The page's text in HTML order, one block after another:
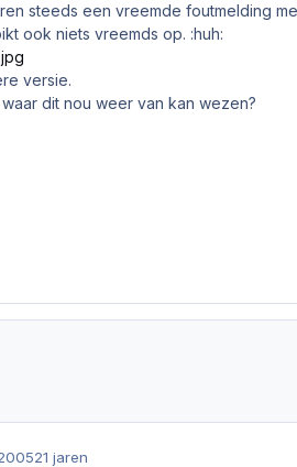
steeds een vreemde foutmelding
ook niets vreemds op. :huh:
versie.
dit nou weer van kan wezen?
21 jaren